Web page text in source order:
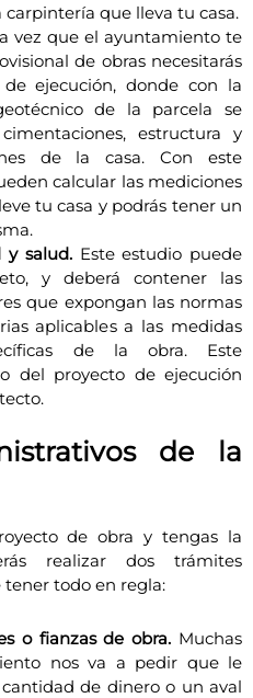
carpintería que lleva tu casa.
vez que el ayuntamiento te
de obras necesitarás
ejecución, donde con la
de la parcela se
estructura y
de la casa. Con este
calcular las mediciones
tu casa y podrás tener un
y salud.Este estudio puede
y deberá contener las
que expongan las normas
aplicables a las medidas
de la obra. Este
del proyecto de ejecución
de la
de obra y tengas la
realizar dos trámites
todo en regla:
o fianzas de obra. Muchas
nos va a pedir que le
de dinero o un aval